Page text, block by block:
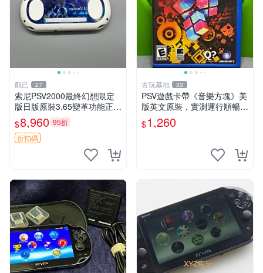
觀己 27
索尼PSV2000最終幻想限定
版日版原裝3.65變革功能正常
背面小劃痕磨損 實物圖可查
限量珍藏 畫集 游戲機
$8,960 95折
折扣碼
古玩基地 33
PSV遊戲卡帶《音樂方塊》美
版英文原裝，實測運行順暢，
圖示成色真實呈現，拍下即視
同確認。 音樂方塊 PSV 游戲
$1,260